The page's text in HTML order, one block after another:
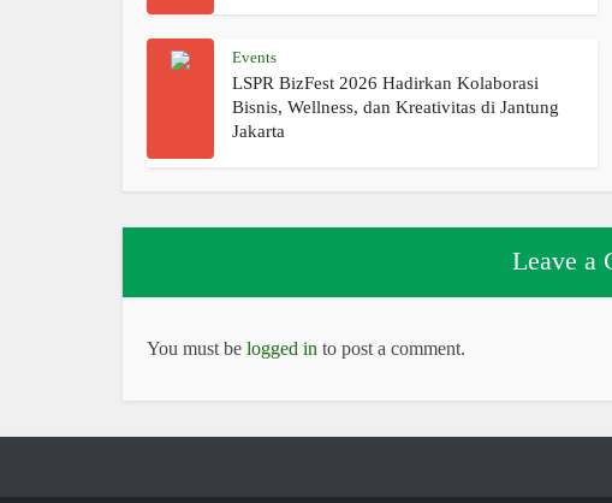
Events
LSPR BizFest 2026 Hadirkan Kolaborasi
Bisnis, Wellness, dan Kreativitas di Jantung
Jakarta
Leave a
You must be logged in to post a comment.